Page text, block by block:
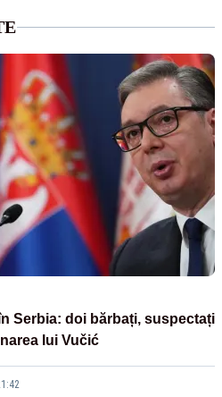
Serbia: doi bărbați, suspectați
lui Vučić